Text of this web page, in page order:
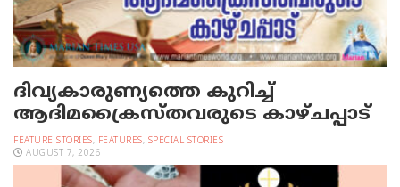
ദിവ്യകാരുണ്യത്തെ കുറിച്ച്
ആദിമക്രൈസ്തവരുടെ കാഴ്ചപ്പാട്
FEATURE STORIES, FEATURES, SPECIAL STORIES
AUGUST 7, 2026